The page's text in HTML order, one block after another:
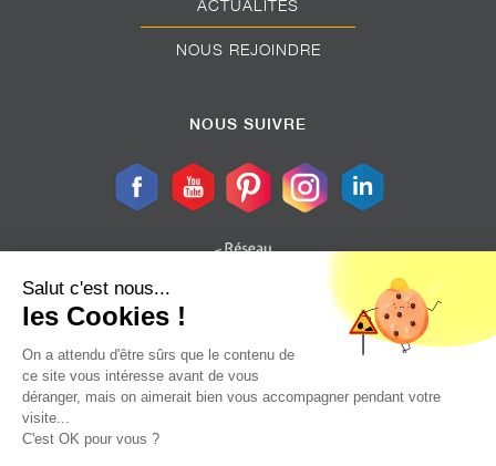
ACTUALITÉS
NOUS REJOINDRE
NOUS SUIVRE
Plan Du Site
Salut c'est nous...
les Cookies !
On a attendu d'être sûrs que le contenu de
ce site vous intéresse avant de vous
déranger, mais on aimerait bien vous accompagner pendant votre
visite...
C'est OK pour vous ?